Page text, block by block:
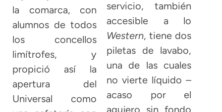
la comarca, con
alumnos de todos
los concellos
limítrofes, y
propició así la
apertura del
Universal como
servicio, también
accesible a lo
Western, tiene dos
piletas de lavabo,
una de las cuales
no vierte líquido –
acaso por el
agujero sin fondo